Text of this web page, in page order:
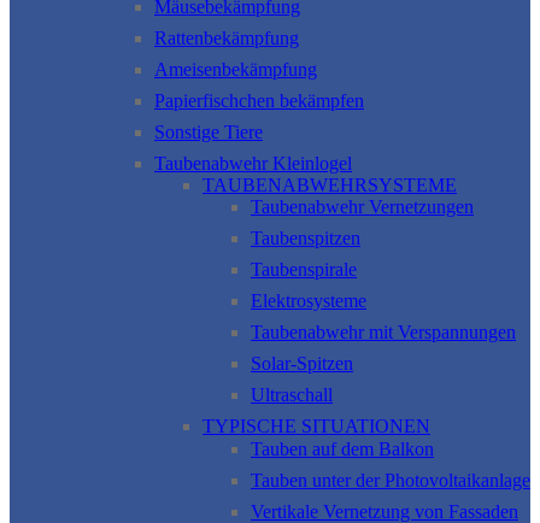
Mäusebekämpfung
Rattenbekämpfung
Ameisenbekämpfung
Papierfischchen bekämpfen
Sonstige Tiere
Taubenabwehr Kleinlogel
TAUBENABWEHRSYSTEME
Taubenabwehr Vernetzungen
Taubenspitzen
Taubenspirale
Elektrosysteme
Taubenabwehr mit Verspannungen
Solar-Spitzen
Ultraschall
TYPISCHE SITUATIONEN
Tauben auf dem Balkon
Tauben unter der Photovoltaikanlage
Vertikale Vernetzung von Fassaden